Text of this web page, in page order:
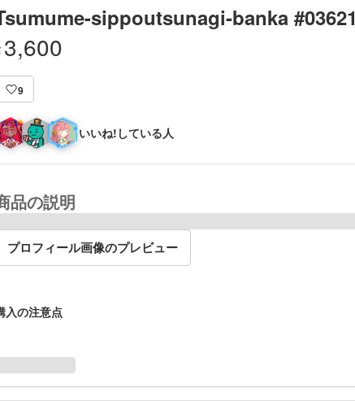
sippoutsunagi-banka #03621
3,600
9
いいね!している人
品の説明
プロフィール画像のプレビュー
入の注意点